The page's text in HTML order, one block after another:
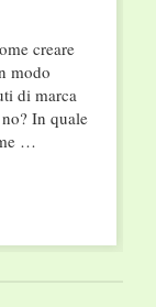
creare
modo
di marca
In quale
…